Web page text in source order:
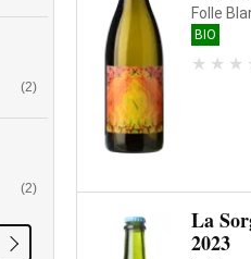
(2)
(2)
Folle
BIO
La
2023